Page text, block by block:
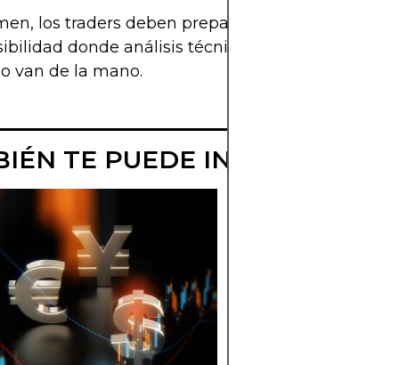
los traders deben prepararse para un
donde análisis técnico, lectura política y
van de la mano.
TE PUEDE INTERESAR